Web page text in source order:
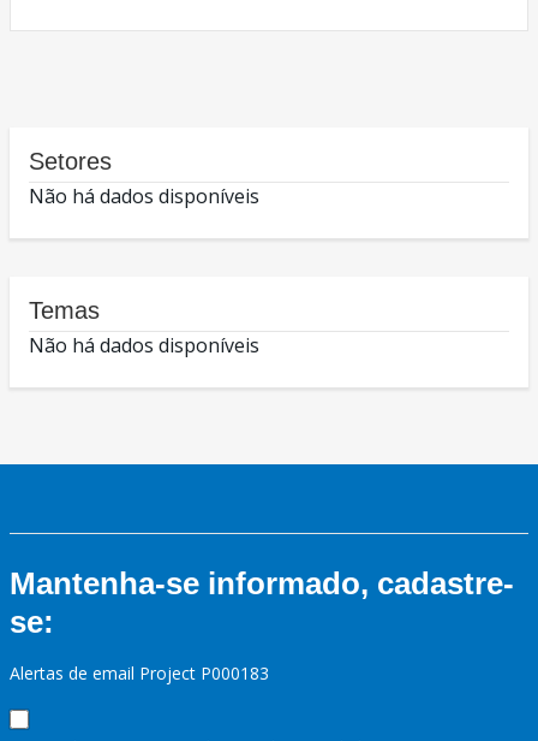
Setores
Não há dados disponíveis
Temas
Não há dados disponíveis
Mantenha-se informado, cadastre-
se:
Alertas de email Project P000183